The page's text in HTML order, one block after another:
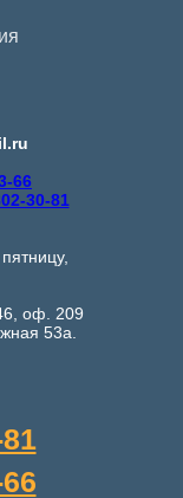
66
30-81
оф. 209
53а.